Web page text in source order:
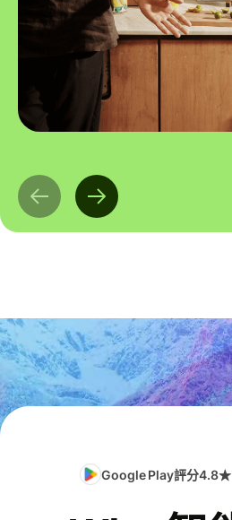
Google Play評分4.8★